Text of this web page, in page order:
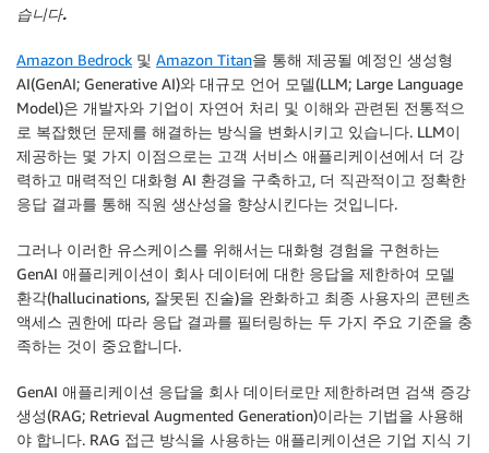
습니다.
Amazon Bedrock 및 Amazon Titan을 통해 제공될 예정인 생성형
AI(GenAI; Generative AI)와 대규모 언어 모델(LLM; Large Language
Model)은 개발자와 기업이 자연어 처리 및 이해와 관련된 전통적으
로 복잡했던 문제를 해결하는 방식을 변화시키고 있습니다. LLM이
제공하는 몇 가지 이점으로는 고객 서비스 애플리케이션에서 더 강
력하고 매력적인 대화형 AI 환경을 구축하고, 더 직관적이고 정확한
응답 결과를 통해 직원 생산성을 향상시킨다는 것입니다.
그러나 이러한 유스케이스를 위해서는 대화형 경험을 구현하는
GenAI 애플리케이션이 회사 데이터에 대한 응답을 제한하여 모델
환각(hallucinations, 잘못된 진술)을 완화하고 최종 사용자의 콘텐츠
액세스 권한에 따라 응답 결과를 필터링하는 두 가지 주요 기준을 충
족하는 것이 중요합니다.
GenAI 애플리케이션 응답을 회사 데이터로만 제한하려면 검색 증강
생성(RAG; Retrieval Augmented Generation)이라는 기법을 사용해
야 합니다. RAG 접근 방식을 사용하는 애플리케이션은 기업 지식 기